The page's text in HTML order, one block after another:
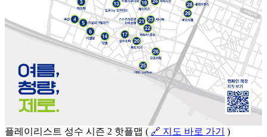
플레이리스트 성수 시즌 2 핫플맵 ( 🔗 지도 바로 가기 )